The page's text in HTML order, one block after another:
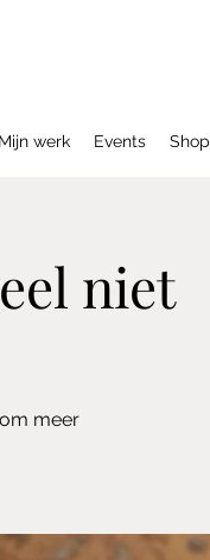
Mijn werk Events Shop
niet
meer